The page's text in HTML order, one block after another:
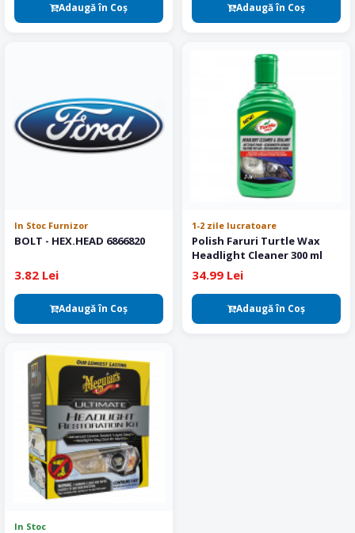
Adaugă în Coş Adaugă în Coş
In Stoc Furnizor
BOLT - HEX.HEAD 6866820
3.82 Lei
Adaugă în Coş
1-2 zile lucratoare
Polish Faruri Turtle Wax
Headlight Cleaner 300 ml
34.99 Lei
Adaugă în Coş
In Stoc